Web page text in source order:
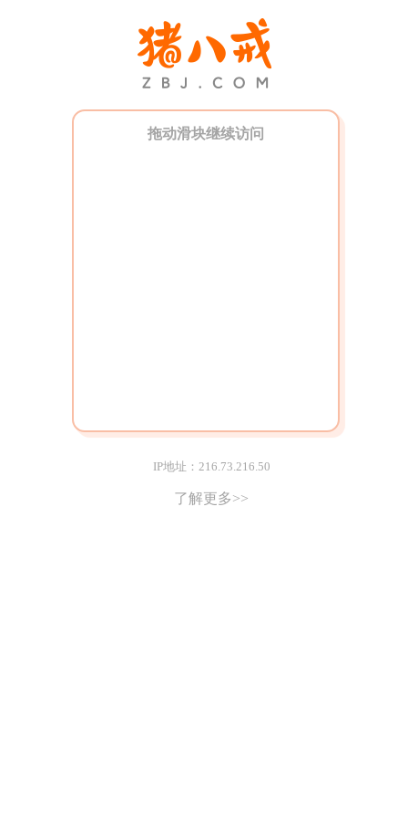
拖动滑块继续访问
IP地址：216.73.216.50
了解更多>>